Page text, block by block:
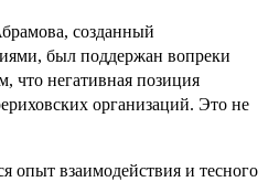
созданный
был поддержан вопреки
что негативная позиция
организаций. Это не
опыт взаимодействия и тесного